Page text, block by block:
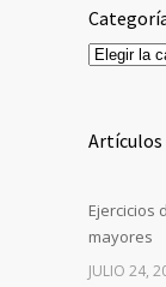
Categorías
Artículos
Ejercicios
mayores
JULIO 24,